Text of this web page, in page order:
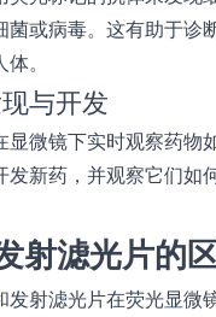
菌或病毒。这有助于诊
。
与开发
显微镜下实时观察药物
发新药，并观察它们如
射滤光片的
发射滤光片在荧光显微